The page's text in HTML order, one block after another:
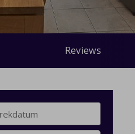
Reviews